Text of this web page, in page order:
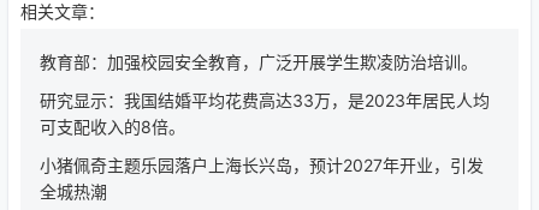
相关文章：
教育部：加强校园安全教育，广泛开展学生欺凌防治培训。
研究显示：我国结婚平均花费高达33万，是2023年居民人均
可支配收入的8倍。
小猪佩奇主题乐园落户上海长兴岛，预计2027年开业，引发
全城热潮